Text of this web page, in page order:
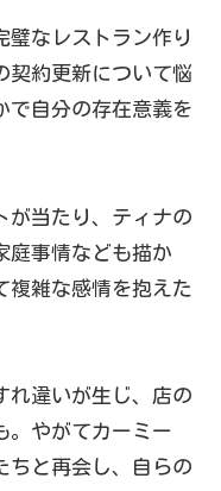
璧なレストラン作り
契約更新について悩
で自分の存在意義を
が当たり、ティナの
庭事情なども描か
複雑な感情を抱えた
れ違いが生じ、店の
。やがてカーミー
ちと再会し、自らの